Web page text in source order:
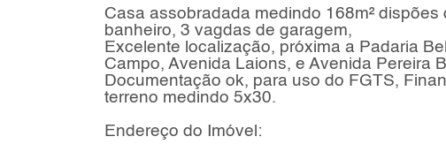
Casa assobradada medindo 168m²
banheiro, 3 vagdas de garagem,
Excelente localização, próxima a Padaria
Campo, Avenida Laions, e Avenida Pereira
Documentação ok, para uso do FGTS,
terreno medindo 5x30.
Endereço do Imóvel: